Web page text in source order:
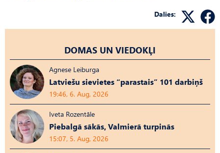
Dalies:
DOMAS UN VIEDOKĻI
Agnese Leiburga
Latviešu sievietes “parastais” 101 darbiņš
19:46, 6. Aug, 2026
Iveta Rozentāle
Piebalgā sākās, Valmierā turpinās
15:07, 5. Aug, 2026